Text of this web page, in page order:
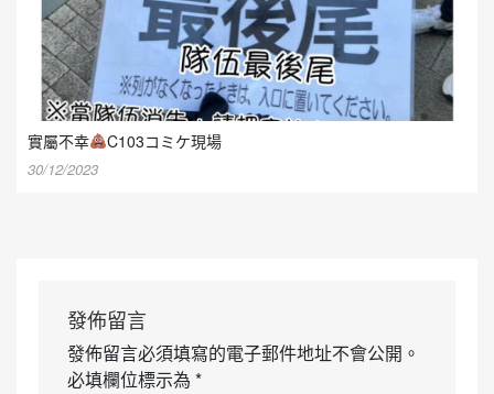
實屬不幸 C103コミケ現場
30/12/2023
發佈留言
發佈留言必須填寫的電子郵件地址不會公開。
必填欄位標示為 *